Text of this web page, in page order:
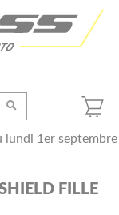
lundi 1er septembre
FILLE